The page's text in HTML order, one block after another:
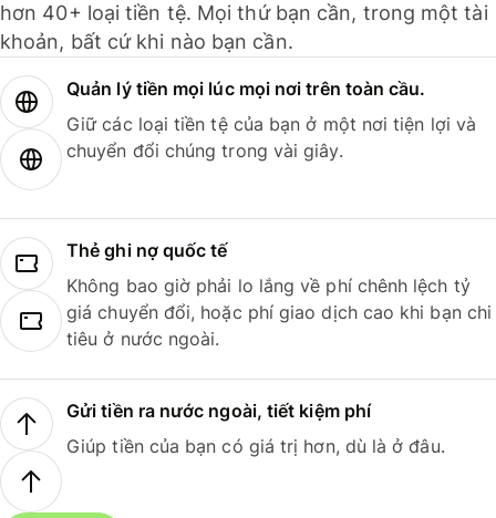
hơn 40+ loại tiền tệ. Mọi thứ bạn cần, trong một tài
khoản, bất cứ khi nào bạn cần.
Quản lý tiền mọi lúc mọi nơi trên toàn cầu.
Giữ các loại tiền tệ của bạn ở một nơi tiện lợi và
chuyển đổi chúng trong vài giây.
Thẻ ghi nợ quốc tế
Không bao giờ phải lo lắng về phí chênh lệch tỷ
giá chuyển đổi, hoặc phí giao dịch cao khi bạn chi
tiêu ở nước ngoài.
Gửi tiền ra nước ngoài, tiết kiệm phí
Giúp tiền của bạn có giá trị hơn, dù là ở đâu.